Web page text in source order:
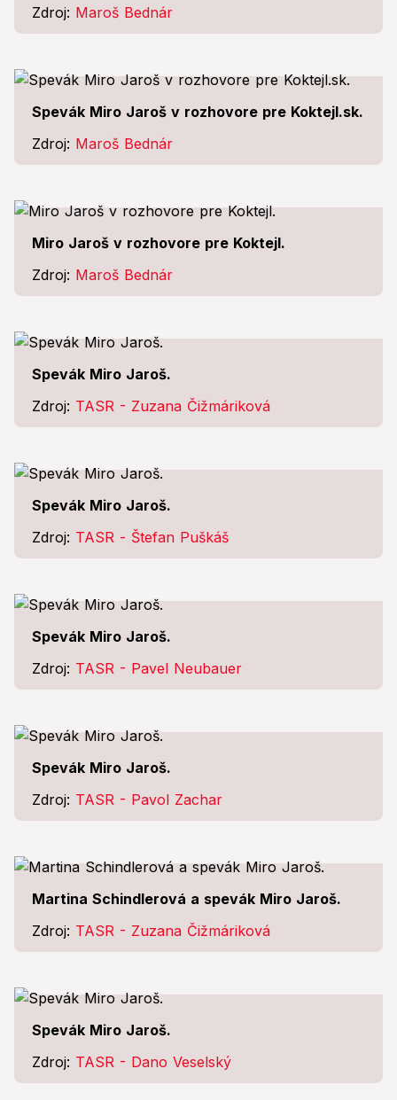
Zdroj: Maroš Bednár
Spevák Miro Jaroš v rozhovore pre Koktejl.sk.
Zdroj: Maroš Bednár
Miro Jaroš v rozhovore pre Koktejl.
Zdroj: Maroš Bednár
Spevák Miro Jaroš.
Zdroj: TASR - Zuzana Čižmáriková
Spevák Miro Jaroš.
Zdroj: TASR - Štefan Puškáš
Spevák Miro Jaroš.
Zdroj: TASR - Pavel Neubauer
Spevák Miro Jaroš.
Zdroj: TASR - Pavol Zachar
Martina Schindlerová a spevák Miro Jaroš.
Zdroj: TASR - Zuzana Čižmáriková
Spevák Miro Jaroš.
Zdroj: TASR - Dano Veselský